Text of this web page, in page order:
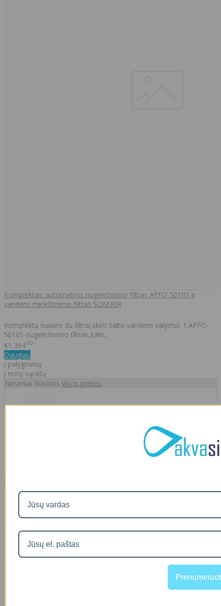
Komplektas: automatinis nugeležinimo filtras AFFO-5010S ir
vandens minkštinimo filtras SOM30R
Komplektą sudaro du filtrai,skirti šalto vandens valymui. 1.AFFO-
5010S-nugeležinimo filtras,šalin..
€1,39400
Daugiau
Į palyginimą
Į norų sąrašą
Neseniai žiūrėtos Visos prekės
Vandens minkštinimo filtras PR SOFT S65-35
Filtro andėklas